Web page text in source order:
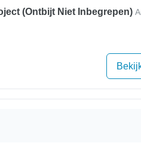
(ontbijt Niet Inbegrepen)